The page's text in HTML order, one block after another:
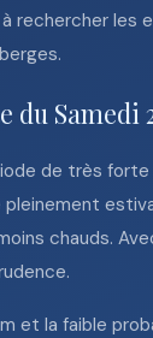
à rechercher
Samedi
de très
pleinement
chauds.
et la faible